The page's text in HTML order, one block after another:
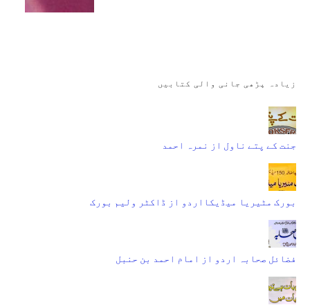
زیادہ پڑھی جانی والی کتابیں
جنت کے پتے ناول از نمرہ احمد
بورک مٹیریا میڈیکااردو از ڈاکٹر ولیم بورک
فضائل صحابہ اردو از امام احمد بن حنبل